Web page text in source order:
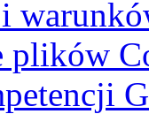
plików